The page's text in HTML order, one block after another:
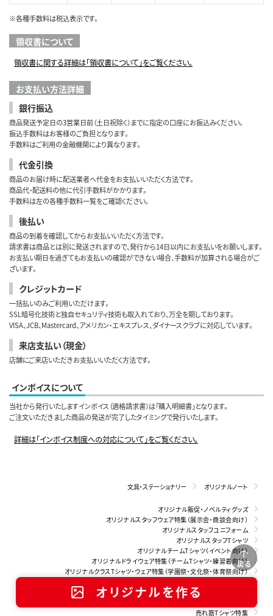
戻る
オリジナルを作る
※各種手数料は税込表示です。
領収書について
領収書に関する詳細は「領収書について」をご覧ください。
お支払い方法詳細
銀行振込
商品発送予定日の3営業日前（土日祝除く）までに指定の口座にお振込みください。
振込手数料はお客様のご負担となります。
手数料はご利用の金融機関により異なります。
代金引換
商品のお届け時に配送業者へ代金をお支払いいただく方法です。
商品代・配送料の他に代引手数料がかかります。
手数料は左の各種手数料一覧をご確認ください。
後払い
商品の到着を確認してからお支払いいただく方法です。
請求書は商品とは別に発送されますので、発行から14日以内にお支払いをお願いします。
お支払い期日を過ぎてもお支払いの確認ができない場合、手数料が加算される場合がご
ざいます。
クレジットカード
一括払いのみご利用いただけます。
SSL暗号化技術と独自セキュリティ技術も取入れており、万全を期しております。
VISA、JCB、Mastercard、アメリカン・エキスプレス、ダイナースクラブに対応しています。
来店支払い（現金）
店舗にご来店いただきお支払いいただく方法です。
インボイスについて
当社から発行いたしますインボイス（適格請求書）は「購入明細書」となります。
ご注文いただきました商品の発送が完了したタイミングで発行いたします。
詳細は「インボイス制度への対応について」をご覧ください。
文具・ステーショナリー オリジナルノート
オリジナル販促・ノベルティグッズ
オリジナルスタッフウェア特集（展示会・商談会向け）
オリジナルスタッフユニフォーム
オリジナルスタッフTシャツ
オリジナルチームTシャツ（イベント向け）
オリジナルドライウェア特集（チームTシャツ・練習着向け）
オリジナルクラスTシャツ・ウェア特集（学園祭・文化祭・体育祭向け）
チームTシャツ特集（部活・サークル向け）
売れ筋Tシャツ特集